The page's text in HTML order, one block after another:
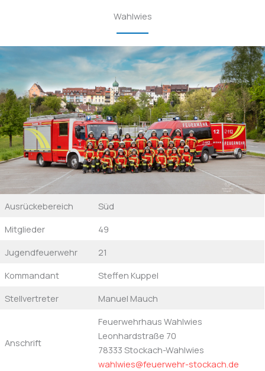
Wahlwies
Ausrückebereich
Süd
Mitglieder
49
Jugendfeuerwehr
21
Kommandant
Steffen Kuppel
Stellvertreter
Manuel Mauch
Anschrift
Feuerwehrhaus Wahlwies
Leonhardstraße 70
78333 Stockach-Wahlwies
wahlwies@feuerwehr-stockach.de